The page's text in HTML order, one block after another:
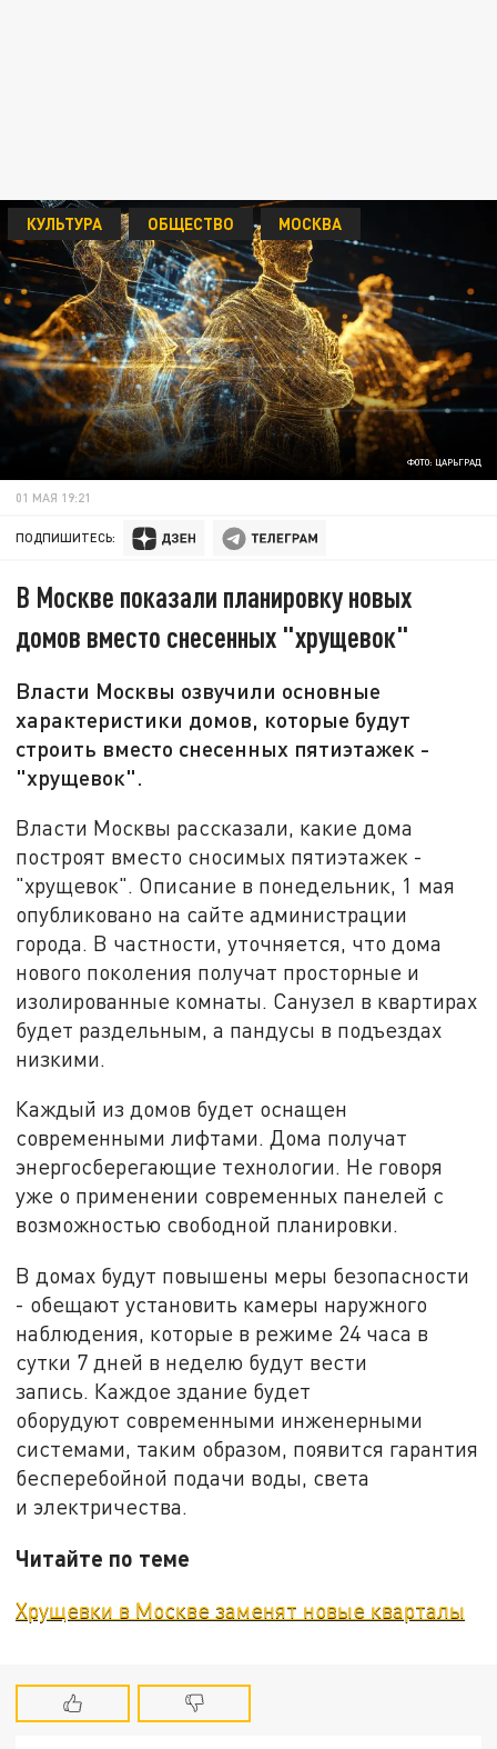
ФОТО: ЦАРЬГРАД
КУЛЬТУРА ОБЩЕСТВО МОСКВА
01 МАЯ 19:21
ПОДПИШИТЕСЬ:
В Москве показали планировку новых
домов вместо снесенных "хрущевок"
Власти Москвы озвучили основные
характеристики домов, которые будут
строить вместо снесенных пятиэтажек -
"хрущевок".
Власти Москвы рассказали, какие дома
построят вместо сносимых пятиэтажек -
"хрущевок". Описание в понедельник, 1 мая
опубликовано на сайте администрации
города. В частности, уточняется, что дома
нового поколения получат просторные и
изолированные комнаты. Санузел в квартирах
будет раздельным, а пандусы в подъездах
низкими.
Каждый из домов будет оснащен
современными лифтами. Дома получат
энергосберегающие технологии. Не говоря
уже о применении современных панелей с
возможностью свободной планировки.
В домах будут повышены меры безопасности
- обещают установить камеры наружного
наблюдения, которые в режиме 24 часа в
сутки 7 дней в неделю будут вести
запись. Каждое здание будет
оборудуют современными инженерными
системами, таким образом, появится гарантия
бесперебойной подачи воды, света
и электричества.
Читайте по теме
Хрущевки в Москве заменят новые кварталы